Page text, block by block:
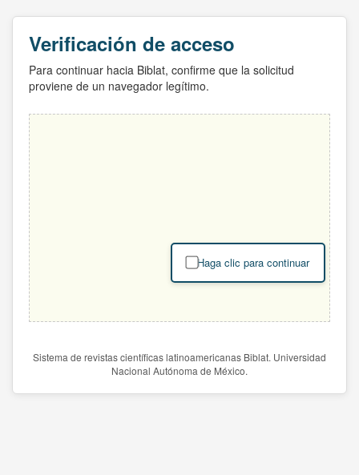
Verificación de acceso
Para continuar hacia Biblat, confirme que la solicitud
proviene de un navegador legítimo.
Haga clic para continuar
Sistema de revistas científicas latinoamericanas Biblat. Universidad
Nacional Autónoma de México.